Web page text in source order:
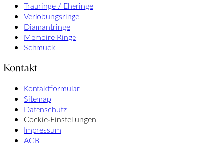
Trauringe / Eheringe
Verlobungsringe
Diamantringe
Memoire Ringe
Schmuck
Kontakt
Kontaktformular
Sitemap
Datenschutz
Cookie‑Einstellungen
Impressum
AGB